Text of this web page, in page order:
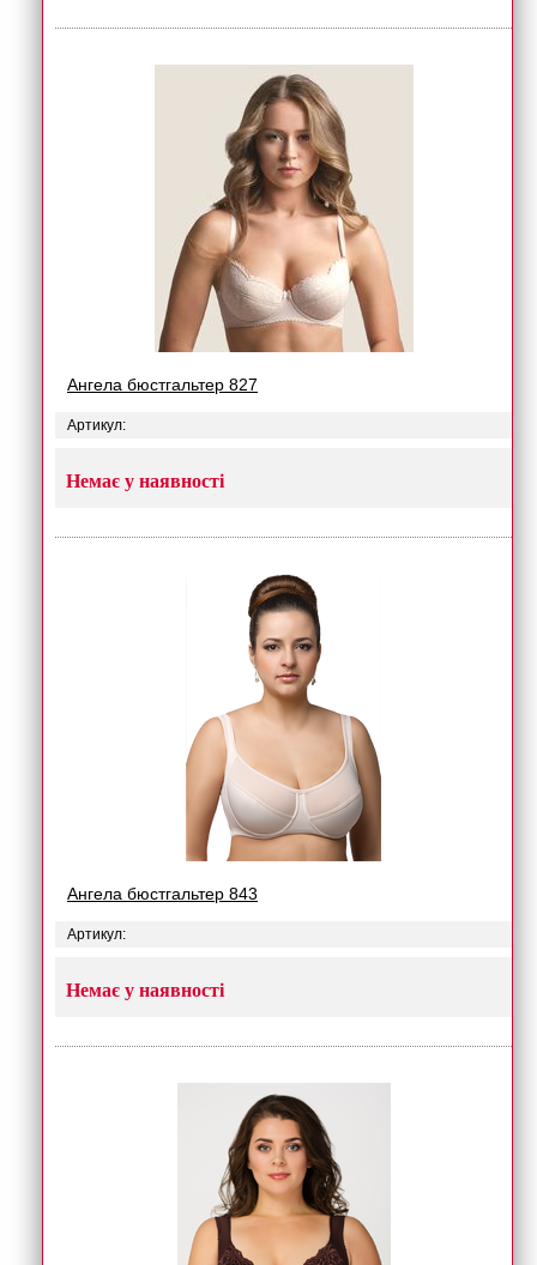
Ангела бюстгальтер 827
Артикул:
Немає у наявності
Ангела бюстгальтер 843
Артикул:
Немає у наявності